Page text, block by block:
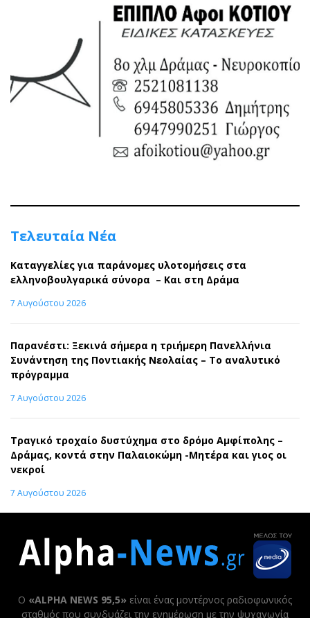
Τελευταία Νέα
Καταγγελίες για παράνομες υλοτομήσεις στα
ελληνοβουλγαρικά σύνορα – Και στη Δράμα
7 Αυγούστου 2026
Παρανέστι: Ξεκινά σήμερα η τριήμερη Πανελλήνια
Συνάντηση της Ποντιακής Νεολαίας – Το αναλυτικό
πρόγραμμα
7 Αυγούστου 2026
Τραγικό τροχαίο δυστύχημα στο δρόμο Αμφίπολης –
Δράμας, κοντά στην Παλαιοκώμη -Μητέρα και γιος οι
νεκροί
7 Αυγούστου 2026
Ο «ALPHA NEWS 95,5» είναι ένας μοντέρνος ραδιοφωνικός
σταθμός που συνδυάζει την ενημέρωση με την ψυχαγωγία